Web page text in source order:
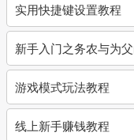
实用快捷键设置教程
新手入门之务农与为
游戏模式玩法教程
线上新手赚钱教程